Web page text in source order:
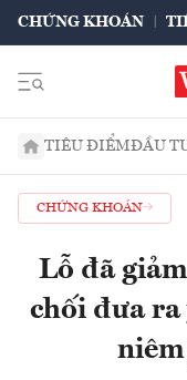
CHỨNG KHOÁN
TIÊU ĐIỂMĐẦU
CHỨNG KHOÁN
Lỗ đã
chối đưa ra